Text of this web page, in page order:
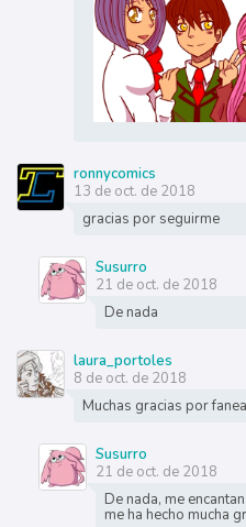
ronnycomics
13 de oct. de 2018
gracias por seguirme
Susurro
21 de oct. de 2018
De nada
laura_portoles
8 de oct. de 2018
Muchas gracias por
Susurro
21 de oct. de 2018
De nada, me
me ha hecho mucha